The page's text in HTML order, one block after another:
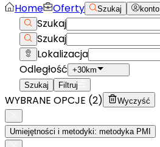
Home Oferty Szukaj konto
Szukaj
Szukaj
Lokalizacja
Odległość +30km
Szukaj
Filtruj
WYBRANE OPCJE (2) Wyczyść
Umiejętności i metodyki: metodyka PMI